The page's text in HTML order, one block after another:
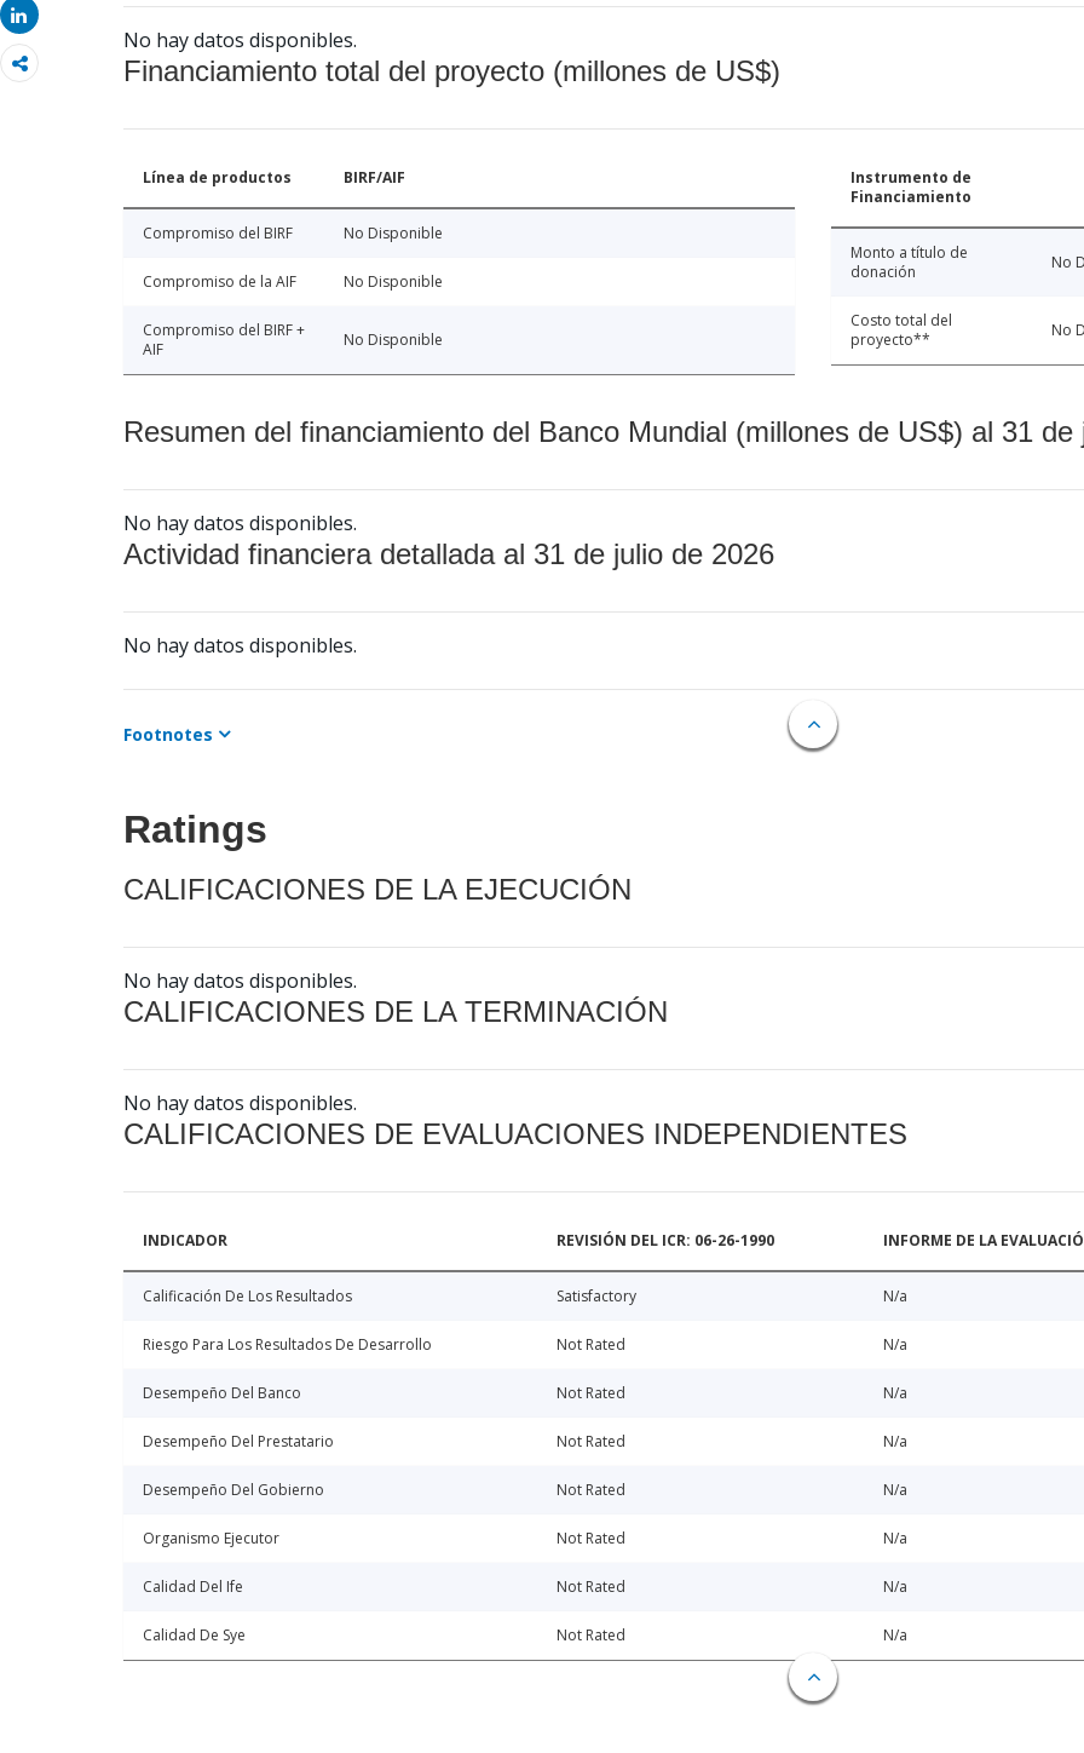
Share
No hay datos disponibles.
Financiamiento total del proyecto (millones de US$)
Línea de productos BIRF/AIF
Compromiso del BIRF No Disponible
Compromiso de la AIF No Disponible
Compromiso del BIRF +
AIF
No Disponible
Instrumento de
Financiamiento
Monto a título de
donación
No
Costo total del
proyecto**
No
Resumen del financiamiento del Banco Mundial (millones de US$) al 31 de
No hay datos disponibles.
Actividad financiera detallada al 31 de julio de 2026
No hay datos disponibles.
Footnotes
Ratings
CALIFICACIONES DE LA EJECUCIÓN
No hay datos disponibles.
CALIFICACIONES DE LA TERMINACIÓN
No hay datos disponibles.
CALIFICACIONES DE EVALUACIONES INDEPENDIENTES
INDICADOR REVISIÓN DEL ICR: 06-26-1990 INFORME DE LA
Calificación De Los Resultados Satisfactory N/a
Riesgo Para Los Resultados De Desarrollo Not Rated N/a
Desempeño Del Banco Not Rated N/a
Desempeño Del Prestatario Not Rated N/a
Desempeño Del Gobierno Not Rated N/a
Organismo Ejecutor Not Rated N/a
Calidad Del Ife Not Rated N/a
Calidad De Sye Not Rated N/a